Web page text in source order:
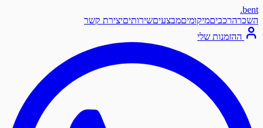
.
רכביםמיקומיםמבצעיםשירותיםיצירת קשר
ההזמנות שלי